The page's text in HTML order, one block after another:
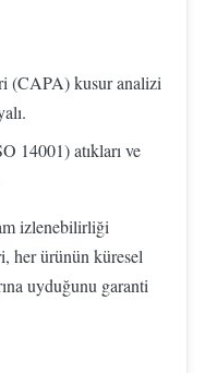
(CAPA) kusur analizi
14001) atıkları ve
izlenebilirliği
her ürünün küresel
uyduğunu garanti